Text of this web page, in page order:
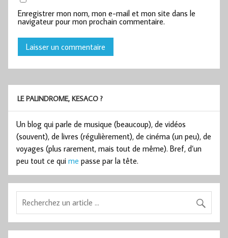
Enregistrer mon nom, mon e-mail et mon site dans le
navigateur pour mon prochain commentaire.
LE PALINDROME, KESACO ?
Un blog qui parle de musique (beaucoup), de vidéos
(souvent), de livres (régulièrement), de cinéma (un peu), de
voyages (plus rarement, mais tout de même). Bref, d’un
peu tout ce qui me passe par la tête.